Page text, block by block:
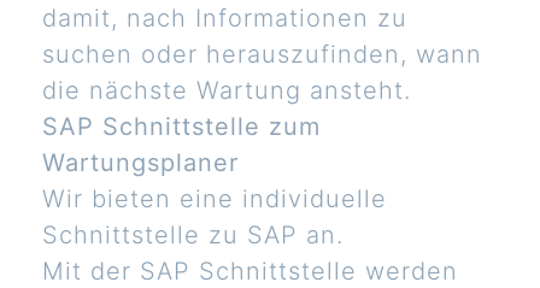
damit, nach Informationen zu
suchen oder herauszufinden, wann
die nächste Wartung ansteht.
SAP Schnittstelle zum
Wartungsplaner
Wir bieten eine individuelle
Schnittstelle zu SAP an.
Mit der SAP Schnittstelle werden